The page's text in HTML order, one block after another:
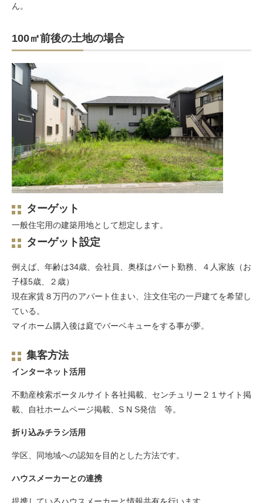
ん。
100㎡前後の土地の場合
ターゲット
一般住宅用の建築用地として想定します。
ターゲット設定
例えば、年齢は34歳、会社員、奥様はパート勤務、４人家族（お
子様5歳、２歳）
現在家賃８万円のアパート住まい、注文住宅の一戸建てを希望し
ている。
マイホーム購入後は庭でバーベキューをする事が夢。
集客方法
インターネット活用
不動産検索ポータルサイト各社掲載、センチュリー２１サイト掲
載、自社ホームページ掲載、S N S発信 等。
折り込みチラシ活用
学区、同地域への認知を目的とした方法です。
ハウスメーカーとの連携